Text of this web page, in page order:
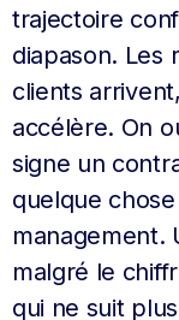
trajectoire
diapason. Les
clients
accélère. On
signe un
quelque
management.
malgré le
qui ne suit